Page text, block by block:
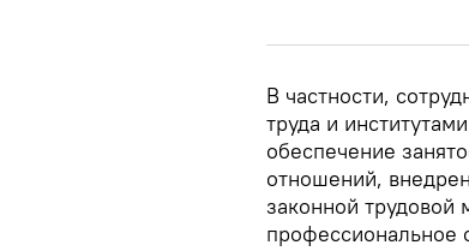
В частности,
труда и
обеспечение
отношений,
законной
профессиональное